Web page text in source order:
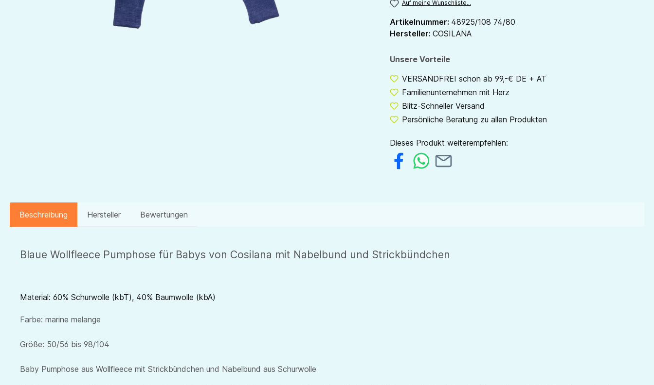
Auf meine Wunschliste...
Artikelnummer: 48925/108 74/80
Hersteller: COSILANA
Unsere Vorteile
VERSANDFREI schon ab 99,-€ DE + AT
Familienunternehmen mit Herz
Blitz-Schneller Versand
Persönliche Beratung zu allen Produkten
Dieses Produkt weiterempfehlen:
Beschreibung Hersteller Bewertungen
Blaue Wollfleece Pumphose für Babys von Cosilana mit Nabelbund und Strickbündchen
Material: 60% Schurwolle (kbT), 40% Baumwolle (kbA)
Farbe: marine melange
Größe: 50/56 bis 98/104
Baby Pumphose aus Wollfleece mit Strickbündchen und Nabelbund aus Schurwolle